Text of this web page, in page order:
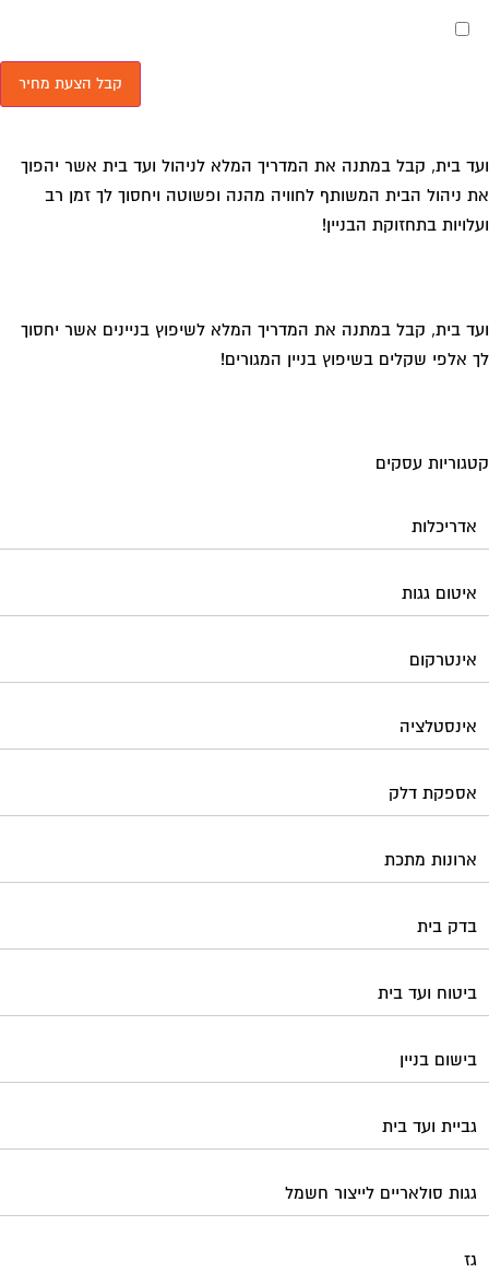
מאשר את תנאי הפרטיות
בית, קבל במתנה את המדריך המלא לניהול ועד בית אשר יהפוך
ניהול הבית המשותף לחוויה מהנה ופשוטה ויחסוך לך זמן רב
בתחזוקת הבניין!
בית, קבל במתנה את המדריך המלא לשיפוץ בניינים אשר יחסוך
אלפי שקלים בשיפוץ בניין המגורים!
עסקים
אדריכלות
איטום גגות
אינטרקום
אינסטלציה
אספקת דלק
ארונות מתכת
בדק בית
ביטוח ועד בית
בישום בניין
גביית ועד בית
גגות סולאריים לייצור חשמל
גז